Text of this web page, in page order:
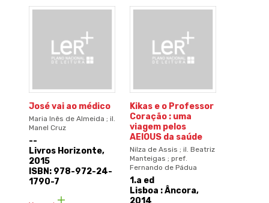
José vai ao médico
Maria Inês de Almeida ; il.
Manel Cruz
--
Livros Horizonte,
2015
ISBN: 978-972-24-
1790-7
Kikas e o Professor
Coração : uma
viagem pelos
AEIOUS da saúde
Nilza de Assis ; il. Beatriz
Manteigas ; pref.
Fernando de Pádua
1.a ed
Lisboa : Âncora,
2014